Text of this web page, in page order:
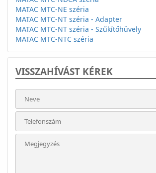
MATAC MTC-NE széria
MATAC MTC-NT széria - Adapter
MATAC MTC-NT széria - Szűkítőhüvely
MATAC MTC-NTC széria
VISSZAHÍVÁST KÉREK